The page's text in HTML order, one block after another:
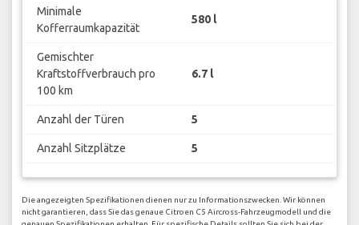
Minimale
Kofferraumkapazität
580 l
Gemischter
Kraftstoffverbrauch pro
100 km
6.7 l
Anzahl der Türen 5
Anzahl Sitzplätze 5
Die angezeigten Spezifikationen dienen nur zu Informationszwecken. Wir können
nicht garantieren, dass Sie das genaue Citroen C5 Aircross-Fahrzeugmodell und die